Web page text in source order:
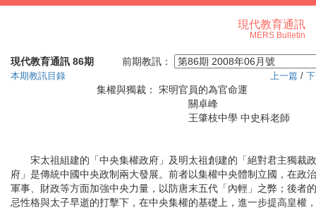
現代教育通訊
MERS Bulletin
現代教育通訊 86期 前期教訊：
本期教訊目錄 上一篇 /
集權與獨裁： 宋明官員的為官命運
關卓峰
王肇枝中學 中史科老師
宋太祖組建的「中央集權政府」及明太祖創建的「絕對君主獨裁政
府」是傳統中國中央政制兩大發展。前者以集權中央體制立國，在政
軍事、財政等方面加強中央力量，以防唐末五代「內輕」之弊；後者
忌性格與太子早逝的打擊下，在中央集權的基礎上，進一步提高皇權